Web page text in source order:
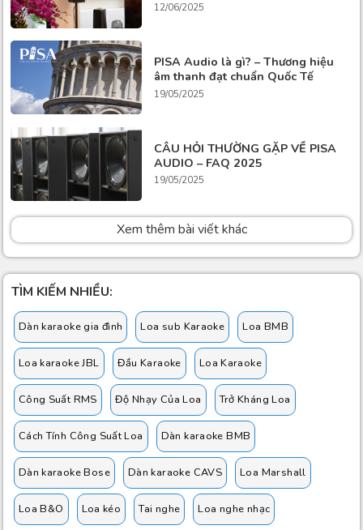
12/06/2025
PISA Audio là gì? – Thương hiệu
âm thanh đạt chuẩn Quốc Tế
19/05/2025
CÂU HỎI THƯỜNG GẶP VỀ PISA
AUDIO – FAQ 2025
19/05/2025
Xem thêm bài viết khác
TÌM KIẾM NHIỀU:
Dàn karaoke gia đình Loa sub Karaoke Loa BMB
Loa karaoke JBL Đầu Karaoke Loa Karaoke
Công Suất RMS Độ Nhạy Của Loa Trở Kháng Loa
Cách Tính Công Suất Loa Dàn karaoke BMB
Dàn karaoke Bose Dàn karaoke CAVS Loa Marshall
Loa B&O Loa kéo Tai nghe Loa nghe nhạc